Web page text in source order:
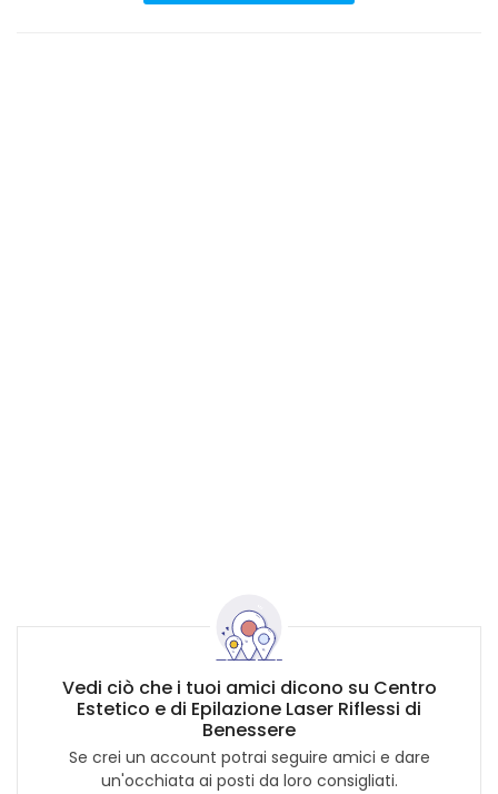
Vedi ciò che i tuoi amici dicono su Centro
Estetico e di Epilazione Laser Riflessi di
Benessere
Se crei un account potrai seguire amici e dare
un'occhiata ai posti da loro consigliati.